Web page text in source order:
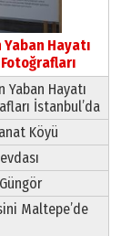
Yaban Hayatı
Fotoğrafları
Yaban Hayatı
İstanbul’da
Köyü
Maltepe’de